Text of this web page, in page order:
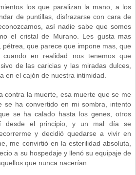
los que paralizan la mano, a los
de puntillas, disfrazarse con cara de
así nadie sabe que somos
el cristal de Murano. Les gusta mas
que parece que impone mas, que
en realidad nos tenemos que
de las caricias y las miradas dulces,
en el cajón de nuestra intimidad.
contra la muerte, esa muerte que se me
se ha convertido en mi sombra, intento
se ha calado hasta los genes, otros
desde el principio, y un mal día se
y decidió quedarse a vivir en
me convirtió en la esterilidad absoluta,
a su hospedaje y llenó su equipaje de
que nunca nacerían.